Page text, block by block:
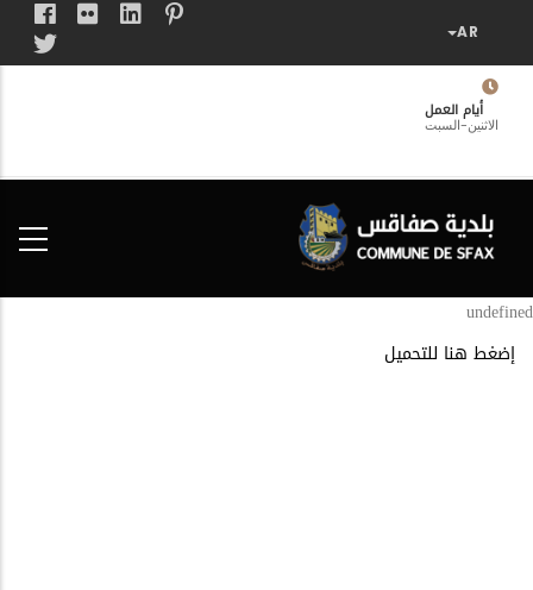
المحتوى
الرئيسيأيام العمل
الاثنين-السبت
undefined
إضغط هنا للتحميل